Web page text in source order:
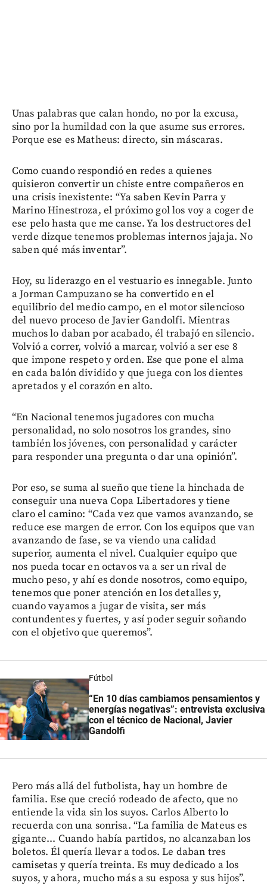
Unas palabras que calan hondo, no por la excusa,
sino por la humildad con la que asume sus errores.
Porque ese es Matheus: directo, sin máscaras.
Como cuando respondió en redes a quienes
quisieron convertir un chiste entre compañeros en
una crisis inexistente: “Ya saben Kevin Parra y
Marino Hinestroza, el próximo gol los voy a coger de
ese pelo hasta que me canse. Ya los destructores del
verde dizque tenemos problemas internos jajaja. No
saben qué más inventar”.
Hoy, su liderazgo en el vestuario es innegable. Junto
a Jorman Campuzano se ha convertido en el
equilibrio del medio campo, en el motor silencioso
del nuevo proceso de Javier Gandolfi. Mientras
muchos lo daban por acabado, él trabajó en silencio.
Volvió a correr, volvió a marcar, volvió a ser ese 8
que impone respeto y orden. Ese que pone el alma
en cada balón dividido y que juega con los dientes
apretados y el corazón en alto.
“En Nacional tenemos jugadores con mucha
personalidad, no solo nosotros los grandes, sino
también los jóvenes, con personalidad y carácter
para responder una pregunta o dar una opinión”.
Por eso, se suma al sueño que tiene la hinchada de
conseguir una nueva Copa Libertadores y tiene
claro el camino: “Cada vez que vamos avanzando, se
reduce ese margen de error. Con los equipos que van
avanzando de fase, se va viendo una calidad
superior, aumenta el nivel. Cualquier equipo que
nos pueda tocar en octavos va a ser un rival de
mucho peso, y ahí es donde nosotros, como equipo,
tenemos que poner atención en los detalles y,
cuando vayamos a jugar de visita, ser más
contundentes y fuertes, y así poder seguir soñando
con el objetivo que queremos”.
Fútbol
“En 10 días cambiamos pensamientos y
energías negativas”: entrevista exclusiva
con el técnico de Nacional, Javier
Gandolfi
Pero más allá del futbolista, hay un hombre de
familia. Ese que creció rodeado de afecto, que no
entiende la vida sin los suyos. Carlos Alberto lo
recuerda con una sonrisa. “La familia de Mateus es
gigante... Cuando había partidos, no alcanzaban los
boletos. Él quería llevar a todos. Le daban tres
camisetas y quería treinta. Es muy dedicado a los
suyos, y ahora, mucho más a su esposa y sus hijos”.